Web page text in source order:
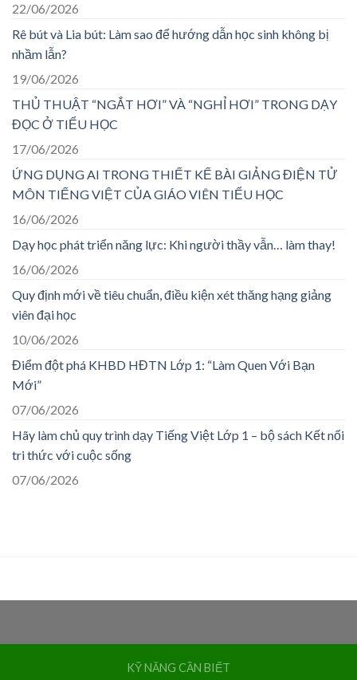
22/06/2026
Rê bút và Lia bút: Làm sao để hướng dẫn học sinh không bị
nhầm lẫn?
19/06/2026
THỦ THUẬT “NGẮT HƠI” VÀ “NGHỈ HƠI” TRONG DẠY
ĐỌC Ở TIỂU HỌC
17/06/2026
ỨNG DỤNG AI TRONG THIẾT KẾ BÀI GIẢNG ĐIỆN TỬ
MÔN TIẾNG VIỆT CỦA GIÁO VIÊN TIỂU HỌC
16/06/2026
Dạy học phát triển năng lực: Khi người thầy vẫn… làm thay!
16/06/2026
Quy định mới về tiêu chuẩn, điều kiện xét thăng hạng giảng
viên đại học
10/06/2026
Điểm đột phá KHBD HĐTN Lớp 1: “Làm Quen Với Bạn
Mới”
07/06/2026
Hãy làm chủ quy trình dạy Tiếng Việt Lớp 1 – bộ sách Kết nối
tri thức với cuộc sống
07/06/2026
KỸ NĂNG CẦN BIẾT